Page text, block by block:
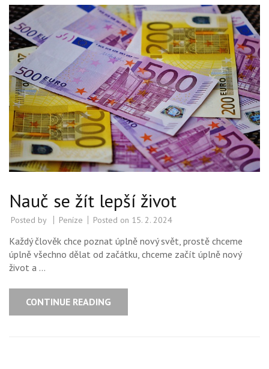
Nauč se žít lepší život
Posted by Peníze Posted on 15. 2. 2024
Každý člověk chce poznat úplně nový svět, prostě chceme
úplně všechno dělat od začátku, chceme začít úplně nový
život a …
CONTINUE READING